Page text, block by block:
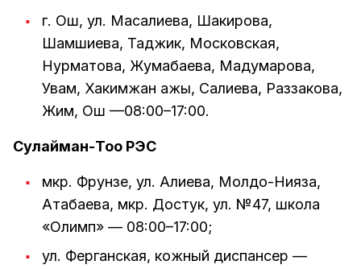
г. Ош, ул. Масалиева, Шакирова,
Шамшиева, Таджик, Московская,
Нурматова, Жумабаева, Мадумарова,
Увам, Хакимжан ажы, Салиева, Раззакова,
Жим, Ош —08:00–17:00.
Сулайман-Тоо РЭС
мкр. Фрунзе, ул. Алиева, Молдо-Нияза,
Атабаева, мкр. Достук, ул. №47, школа
«Олимп» — 08:00–17:00;
ул. Ферганская, кожный диспансер —